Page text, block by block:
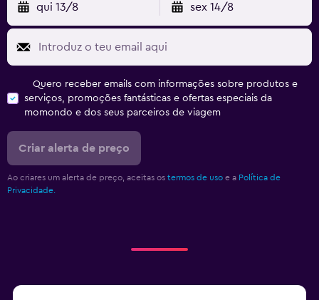
qui 13/8 sex 14/8
Quero receber emails com informações sobre produtos e
serviços, promoções fantásticas e ofertas especiais da
momondo e dos seus parceiros de viagem
Criar alerta de preço
Ao criares um alerta de preço, aceitas os termos de uso e a Política de
Privacidade.